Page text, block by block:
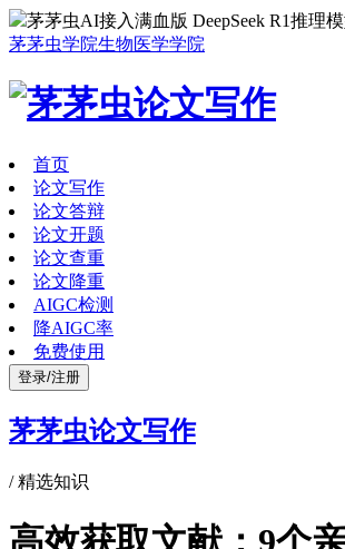
茅茅虫AI接入满血版 DeepSeek R1推理
茅茅虫学院生物医学学院
首页
论文写作
论文答辩
论文开题
论文查重
论文降重
AIGC检测
降AIGC率
免费使用
登录/注册
茅茅虫论文写作
/精选知识